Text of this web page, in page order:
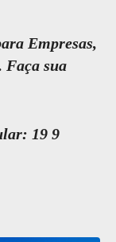
Empresas,
Faça sua
19 9